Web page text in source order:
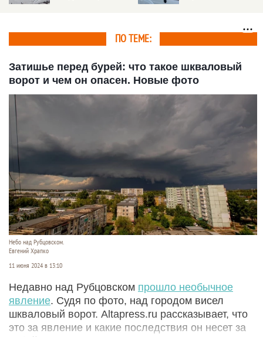
ПО ТЕМЕ:
Затишье перед бурей: что такое шкваловый
ворот и чем он опасен. Новые фото
Небо над Рубцовском.
Евгений Храпко
11 июня 2024 в 13:10
Недавно над Рубцовском прошло необычное
явление. Судя по фото, над городом висел
шкваловый ворот. Altapress.ru рассказывает, что
это за явление и какие последствия он несет за